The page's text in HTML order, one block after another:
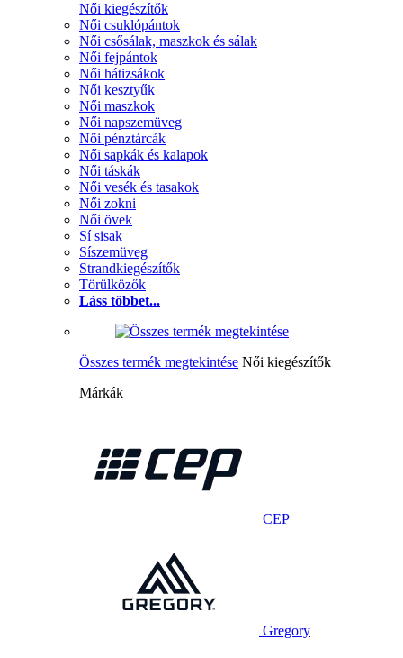
Női kiegészítők
Női csuklópántok
Női csősálak, maszkok és sálak
Női fejpántok
Női hátizsákok
Női kesztyűk
Női maszkok
Női napszemüveg
Női pénztárcák
Női sapkák és kalapok
Női táskák
Női vesék és tasakok
Női zokni
Női övek
Sí sisak
Síszemüveg
Strandkiegészítők
Törülközők
Láss többet...
Összes termék megtekintése Női kiegészítők
Márkák
CEP
Gregory